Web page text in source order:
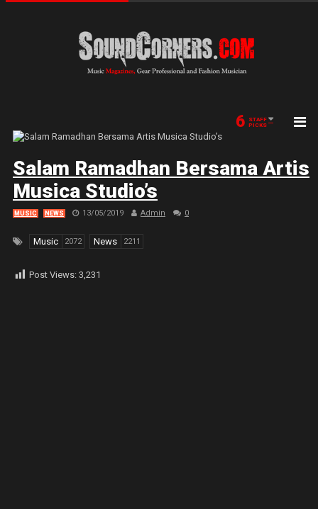
6
STAFF
PICKS
Salam Ramadhan Bersama Artis
Musica Studio’s
MUSIC NEWS 13/05/2019 Admin 0
Music 2072 News 2211
Post Views: 3,231